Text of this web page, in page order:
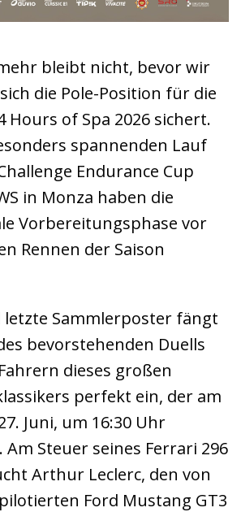
bleibt nicht, bevor wir
die Pole-Position für die
Hours of Spa 2026 sichert.
spannenden Lauf
Endurance Cup
in Monza haben die
Vorbereitungsphase vor
Rennen der Saison
letzte Sammlerposter fängt
bevorstehenden Duells
dieses großen
perfekt ein, der am
Juni, um 16:30 Uhr
Steuer seines Ferrari 296
Arthur Leclerc, den von
Ford Mustang GT3